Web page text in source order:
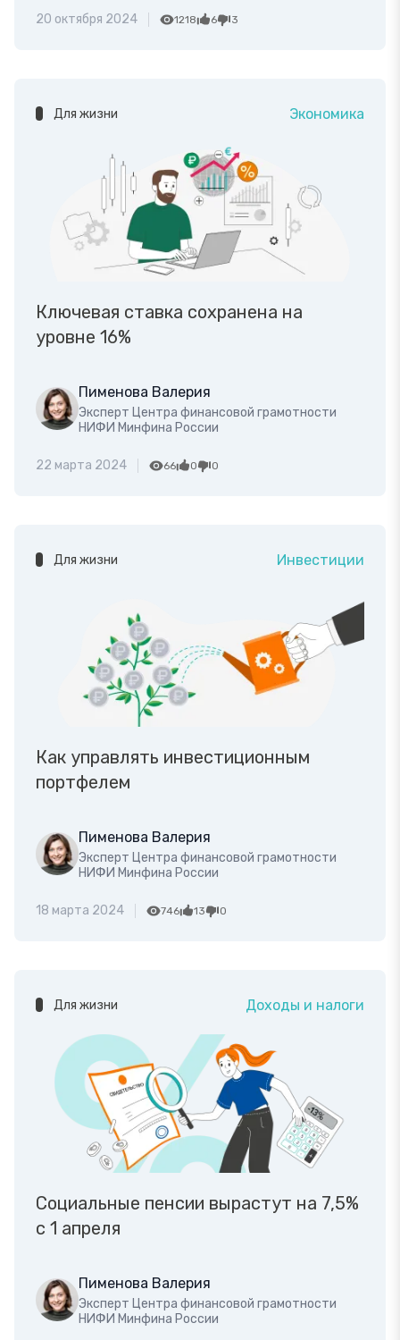
20 октября 2024 1218 6 3
Для жизни Экономика
Ключевая ставка сохранена на
уровне 16%
Пименова Валерия
Эксперт Центра финансовой грамотности
НИФИ Минфина России
22 марта 2024 66 0 0
Для жизни Инвестиции
Как управлять инвестиционным
портфелем
Пименова Валерия
Эксперт Центра финансовой грамотности
НИФИ Минфина России
18 марта 2024 746 13 0
Для жизни Доходы и налоги
Социальные пенсии вырастут на 7,5%
с 1 апреля
Пименова Валерия
Эксперт Центра финансовой грамотности
НИФИ Минфина России